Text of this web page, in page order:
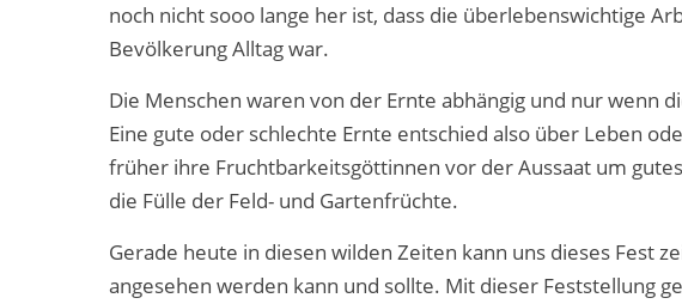
noch nicht sooo lange her ist, dass die überlebenswichtige
Bevölkerung Alltag war.
Die Menschen waren von der Ernte abhängig und nur wenn
Eine gute oder schlechte Ernte entschied also über Leben
früher ihre Fruchtbarkeitsgöttinnen vor der Aussaat um
die Fülle der Feld- und Gartenfrüchte.
Gerade heute in diesen wilden Zeiten kann uns dieses Fest
angesehen werden kann und sollte. Mit dieser Feststellung